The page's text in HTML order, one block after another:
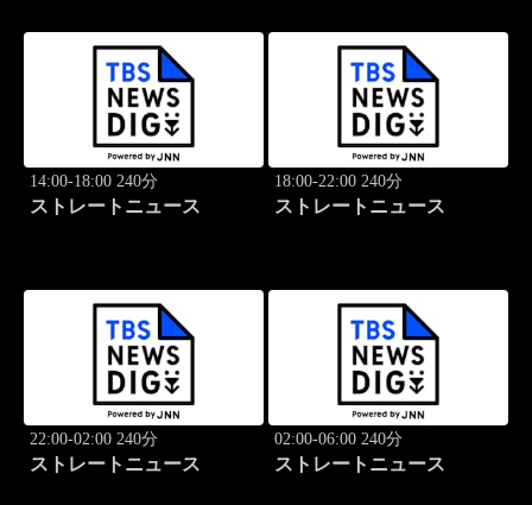
14:00-18:00 240分
ストレートニュース
18:00-22:00 240分
ストレートニュース
22:00-02:00 240分
ストレートニュース
02:00-06:00 240分
ストレートニュース